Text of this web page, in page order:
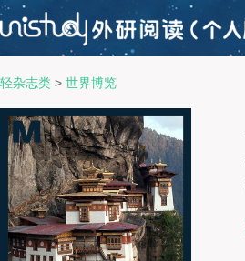
轻杂志类 > 世界博览